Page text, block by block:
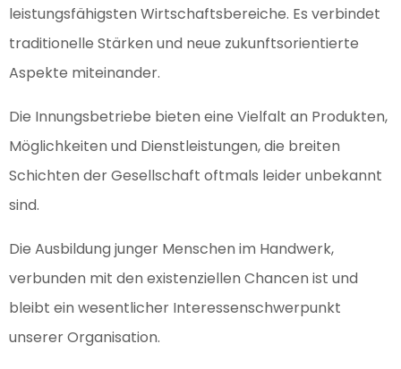
leistungsfähigsten Wirtschaftsbereiche. Es verbindet
traditionelle Stärken und neue zukunftsorientierte
Aspekte miteinander.
Die Innungsbetriebe bieten eine Vielfalt an Produkten,
Möglichkeiten und Dienstleistungen, die breiten
Schichten der Gesellschaft oftmals leider unbekannt
sind.
Die Ausbildung junger Menschen im Handwerk,
verbunden mit den existenziellen Chancen ist und
bleibt ein wesentlicher Interessenschwerpunkt
unserer Organisation.